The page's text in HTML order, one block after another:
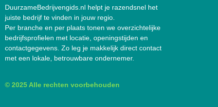
DuurzameBedrijvengids.nl helpt je razendsnel het
juiste bedrijf te vinden in jouw regio.
Per branche en per plaats tonen we overzichtelijke
bedrijfsprofielen met locatie, openingstijden en
contactgegevens. Zo leg je makkelijk direct contact
met een lokale, betrouwbare ondernemer.
© 2025 Alle rechten voorbehouden